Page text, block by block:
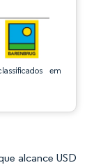
em
alcance USD